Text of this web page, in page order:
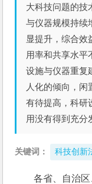
大科技问题的技
与仪器规模持续
显提升，综合效
用率和共享水平
设施与仪器重复
人化的倾向，闲
有待提高，科研
用没有得到充分
关键词： 科技创新
各省、自治区